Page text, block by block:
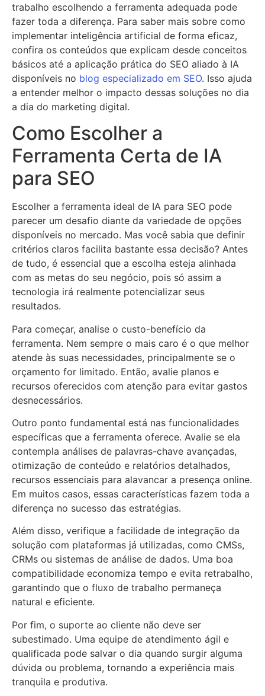
trabalho escolhendo a ferramenta adequada pode
fazer toda a diferença. Para saber mais sobre como
implementar inteligência artificial de forma eficaz,
confira os conteúdos que explicam desde conceitos
básicos até a aplicação prática do SEO aliado à IA
disponíveis no blog especializado em SEO. Isso ajuda
a entender melhor o impacto dessas soluções no dia
a dia do marketing digital.
Como Escolher a
Ferramenta Certa de IA
para SEO
Escolher a ferramenta ideal de IA para SEO pode
parecer um desafio diante da variedade de opções
disponíveis no mercado. Mas você sabia que definir
critérios claros facilita bastante essa decisão? Antes
de tudo, é essencial que a escolha esteja alinhada
com as metas do seu negócio, pois só assim a
tecnologia irá realmente potencializar seus
resultados.
Para começar, analise o custo-benefício da
ferramenta. Nem sempre o mais caro é o que melhor
atende às suas necessidades, principalmente se o
orçamento for limitado. Então, avalie planos e
recursos oferecidos com atenção para evitar gastos
desnecessários.
Outro ponto fundamental está nas funcionalidades
específicas que a ferramenta oferece. Avalie se ela
contempla análises de palavras-chave avançadas,
otimização de conteúdo e relatórios detalhados,
recursos essenciais para alavancar a presença online.
Em muitos casos, essas características fazem toda a
diferença no sucesso das estratégias.
Além disso, verifique a facilidade de integração da
solução com plataformas já utilizadas, como CMSs,
CRMs ou sistemas de análise de dados. Uma boa
compatibilidade economiza tempo e evita retrabalho,
garantindo que o fluxo de trabalho permaneça
natural e eficiente.
Por fim, o suporte ao cliente não deve ser
subestimado. Uma equipe de atendimento ágil e
qualificada pode salvar o dia quando surgir alguma
dúvida ou problema, tornando a experiência mais
tranquila e produtiva.